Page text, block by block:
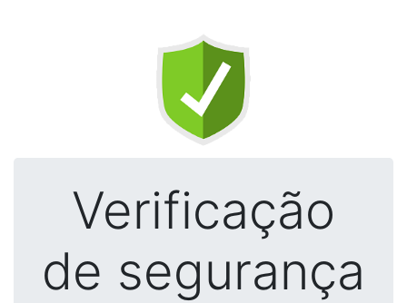
Verificação
de segurança